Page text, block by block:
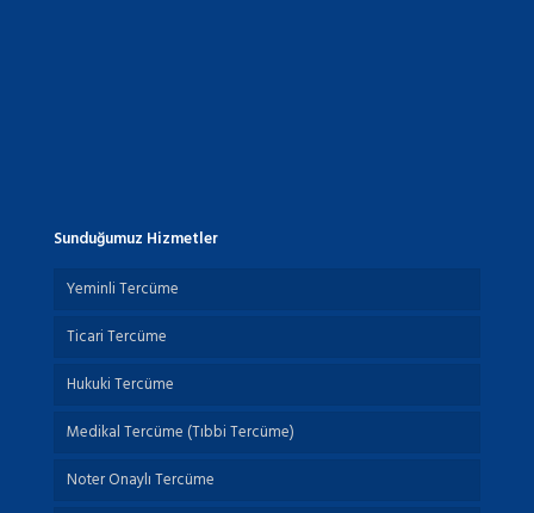
Sunduğumuz Hizmetler
Yeminli Tercüme
Ticari Tercüme
Hukuki Tercüme
Medikal Tercüme (Tıbbi Tercüme)
Noter Onaylı Tercüme